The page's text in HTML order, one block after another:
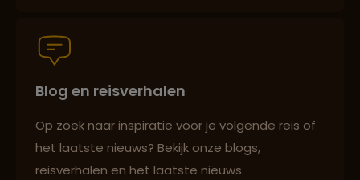
Best beoordeelde reisroutes
Reizen met oog voor mens, cultuur en milieu
Blog en reisverhalen
Op zoek naar inspiratie voor je volgende reis of
het laatste nieuws? Bekijk onze blogs,
reisverhalen en het laatste nieuws.